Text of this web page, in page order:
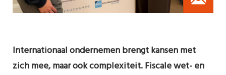
Internationaal ondernemen brengt kansen met
zich mee, maar ook complexiteit. Fiscale wet- en